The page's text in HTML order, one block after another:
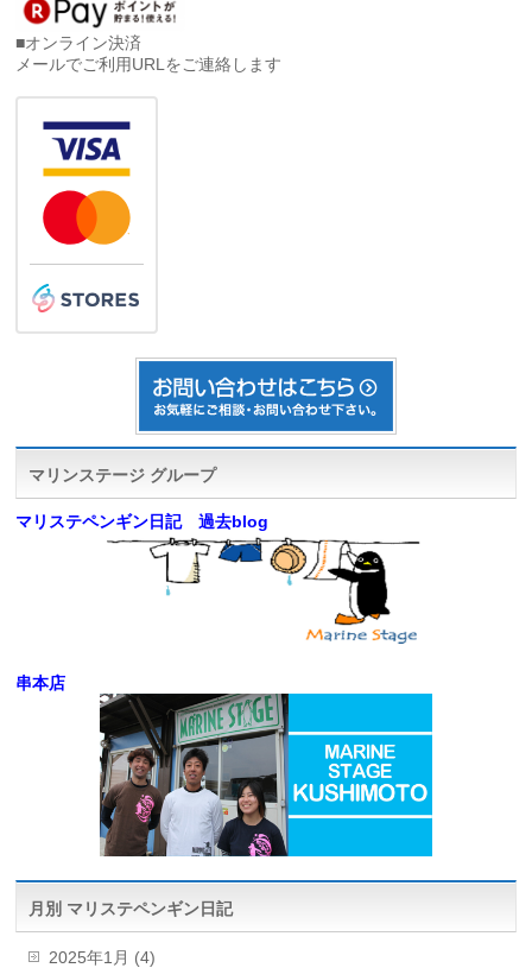
■オンライン決済
メールでご利用URLをご連絡します
マリンステージ グループ
マリステペンギン日記 過去blog
串本店
月別 マリステペンギン日記
2025年1月 (4)